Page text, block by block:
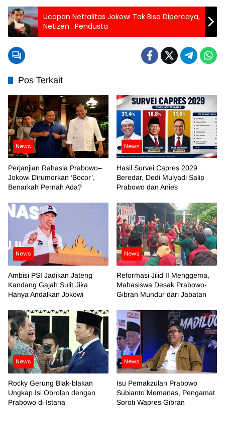
Ucapan Netralitas Jokowi Tak Bisa Dipercaya,
Netizen : Pendusta
Pos Terkait
News
Perjanjian Rahasia Prabowo–
Jokowi Dirumorkan ‘Bocor’,
Benarkah Pernah Ada?
News
Hasil Survei Capres 2029
Beredar, Dedi Mulyadi Salip
Prabowo dan Anies
News
Ambisi PSI Jadikan Jateng
Kandang Gajah Sulit Jika
Hanya Andalkan Jokowi
News
Reformasi Jilid II Menggema,
Mahasiswa Desak Prabowo-
Gibran Mundur dari Jabatan
News
Rocky Gerung Blak-blakan
Ungkap Isi Obrolan dengan
Prabowo di Istana
News
Isu Pemakzulan Prabowo
Subianto Memanas, Pengamat
Soroti Wapres Gibran